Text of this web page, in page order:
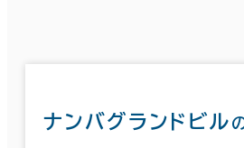
ナンバグランドビル